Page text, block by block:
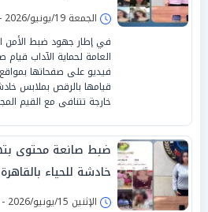
الجمعة 19/يونيو/2026 - 08:10 م
في إطار جهود ضبط الأمن
العامة لحماية الآداب
فيديو على صفحاتها
قيامها بالرقص بملابس
خارجة تتنافى مع القيم
ضبط صانعة محتوى
خادشة للحياء بالقاهرة
الإثنين 15/يونيو/2026 - 05:55 م